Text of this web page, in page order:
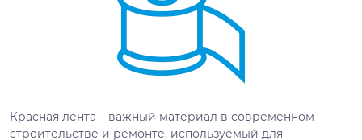
Красная лента – важный материал в современном
строительстве и ремонте, используемый для